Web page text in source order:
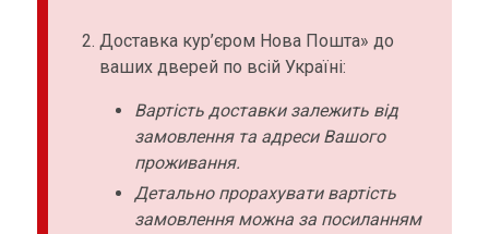
Доставка кур’єром Нова Пошта» до
ваших дверей по всій Україні:
Вартість доставки залежить від
замовлення та адреси Вашого
проживання.
Детально прорахувати вартість
замовлення можна за посиланням